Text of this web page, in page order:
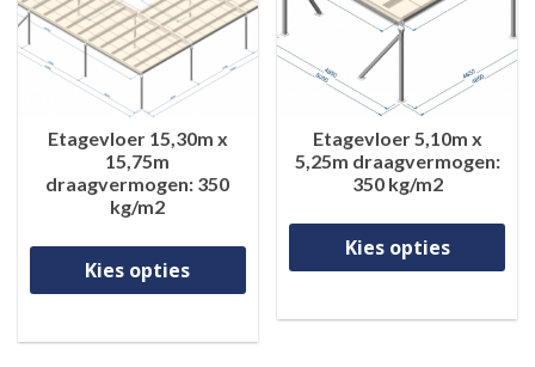
Etagevloer 15,30m x
15,75m
draagvermogen: 350
kg/m2
Kies opties
Dit product heeft meerdere
Etagevloer 5,10m x
5,25m draagvermogen:
350 kg/m2
Kies opties